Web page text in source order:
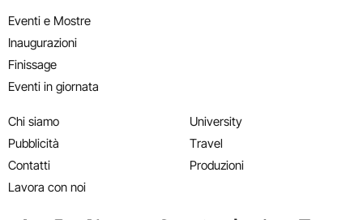
Eventi e Mostre
Inaugurazioni
Finissage
Eventi in giornata
Chi siamo
Pubblicità
Contatti
Lavora con noi
University
Travel
Produzioni